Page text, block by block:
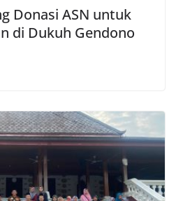
Donasi ASN untuk
di Dukuh Gendono